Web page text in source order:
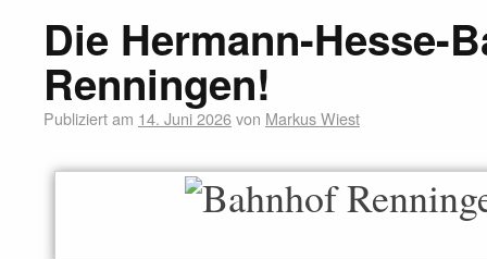
Die Hermann-Hesse-
Renningen!
Publiziert am 14. Juni 2026von Markus Wiest